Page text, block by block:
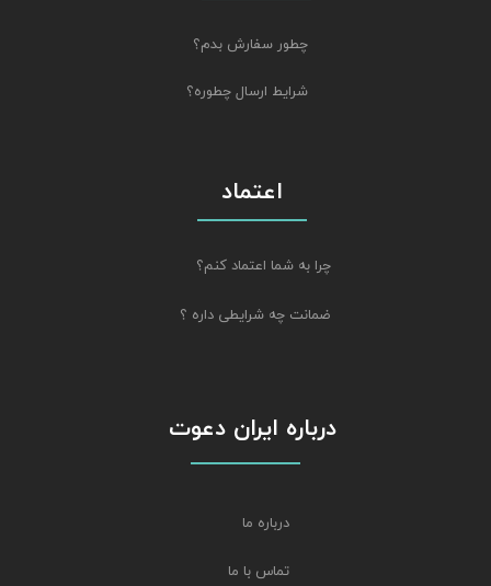
چطور سفارش بدم؟
شرایط ارسال چطوره؟
اعتماد
چرا به شما اعتماد کنم؟
ضمانت چه شرایطی داره ؟
درباره ایران دعوت
درباره ما
تماس با ما